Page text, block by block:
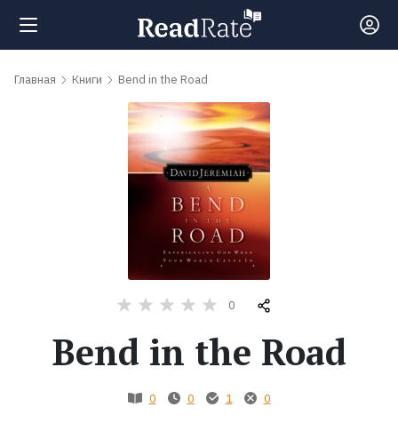
Поиск
книги
Главная Книги Bend in the Road
0
Bend in the Road
0 0 1 0